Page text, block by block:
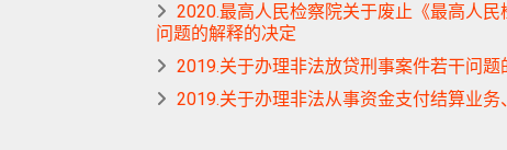
2020.最高人民检察院关于废止《最高人
问题的解释的决定
2019.关于办理非法放贷刑事案件若干问题
2019.关于办理非法从事资金支付结算业